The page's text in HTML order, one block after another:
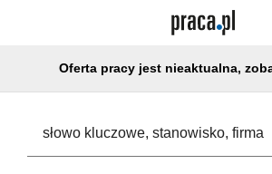
Oferta pracy jest nieaktualna,